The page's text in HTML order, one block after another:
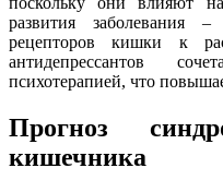
развития заболевания
рецепторов кишки к
антидепрессантов
психотерапией, что
Прогноз
кишечника